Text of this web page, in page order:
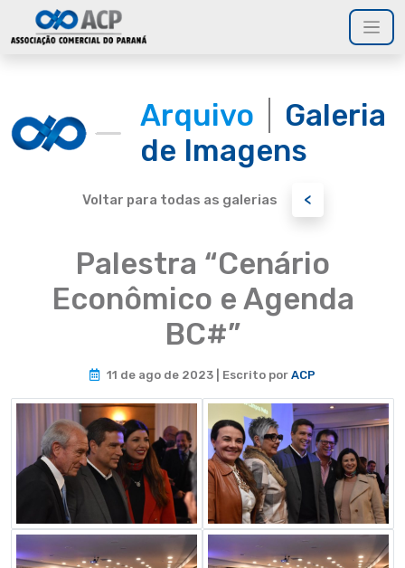
Arquivo
Galeria
de Imagens
Voltar para todas as galerias <
Palestra “Cenário
Econômico e Agenda
BC#”
11 de ago de 2023 | Escrito por ACP